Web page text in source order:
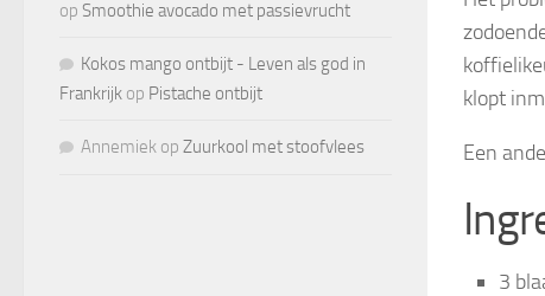
klopt
Een
3
op Smoothie avocado met passievrucht
Kokos mango ontbijt - Leven als god in
Frankrijk op Pistache ontbijt
Annemiek op Zuurkool met stoofvlees